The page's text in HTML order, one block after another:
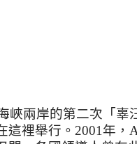
峽兩岸的第二次「辜
這裡舉行。 2001年，